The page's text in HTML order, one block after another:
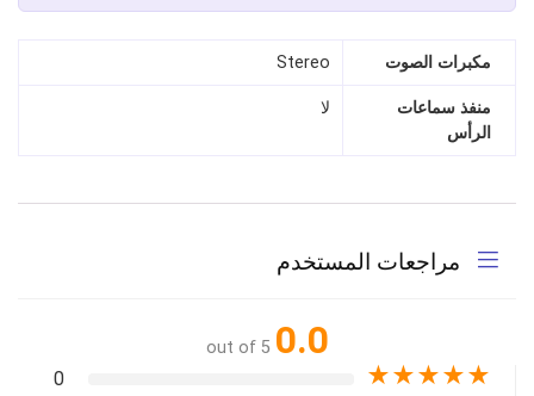
مكبرات الصوت Stereo
منفذ سماعات
الرأس
لا
مراجعات المستخدم
0.0
out of 5
★
★
★
★
★
0